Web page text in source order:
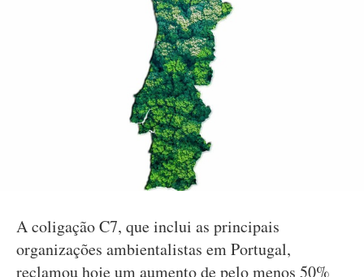
A coligação C7, que inclui as principais
organizações ambientalistas em Portugal,
reclamou hoje um aumento de pelo menos 50%